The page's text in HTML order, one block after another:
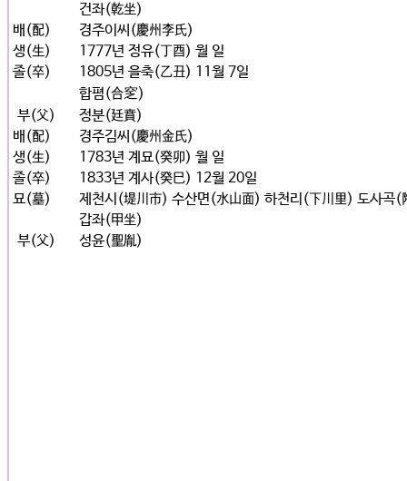
건좌(乾坐)
배(配)
경주이씨(慶州李氏)
생(生)
1777년 정유(丁酉) 월 일
졸(卒)
1805년 을축(乙丑) 11월 7일
합폄(合窆)
부(父)
정분(廷賁)
배(配)
경주김씨(慶州金氏)
생(生)
1783년 계묘(癸卯) 월 일
졸(卒)
1833년 계사(癸巳) 12월 20일
묘(墓)
제천시(堤川市) 수산면(水山面) 하천리(下川里) 도사곡(
갑좌(甲坐)
부(父)
성윤(聖胤)